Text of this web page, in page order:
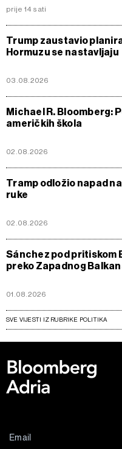
prije 14 sati
Trump zaustavio
Hormuzu se nastavljaju
03.08.2026
Michael R. Bloomberg:
američkih škola
02.08.2026
Tramp odložio napad
ruke
02.08.2026
Sánchez pod pritiskom
preko Zapadnog
01.08.2026
SVE VIJESTI IZ RUBRIKE POLITIKA